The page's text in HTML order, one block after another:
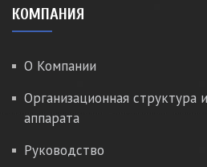
КОМПАНИЯ
О Компании
Организационная структура
аппарата
Руководство